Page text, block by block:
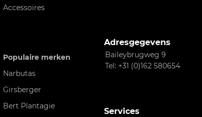
Accessoires
Populaire merken
Narbutas
Girsberger
Bert Plantagie
Adresgegevens
Baileybrugweg 9
Tel: +31 (0)162 580654
Services